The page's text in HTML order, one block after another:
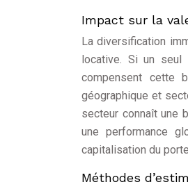
Impact sur la
La diversification
locative. Si un seul
compensent cette
géographique et
secteur connaît une
une performance
capitalisation du
Méthodes